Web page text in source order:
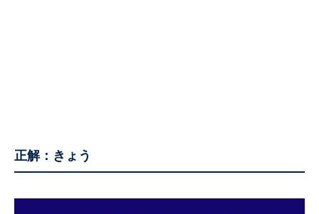
正解：きょう